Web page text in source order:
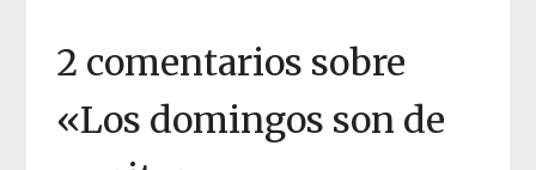
2 comentarios sobre
«Los domingos son de